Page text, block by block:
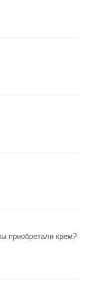
приобретали крем?